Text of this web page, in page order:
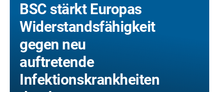
BSC stärkt Europas
Widerstandsfähigkeit
gegen neu
auftretende
Infektionskrankheiten